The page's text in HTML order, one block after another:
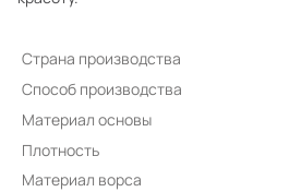
Страна производства
Способ производства
Материал основы
Плотность
Материал ворса